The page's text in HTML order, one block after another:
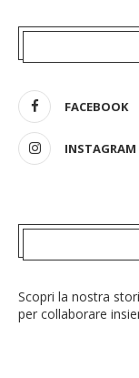
FACEBOOK
INSTAGRAM
Scopri la nostra
per collaborare